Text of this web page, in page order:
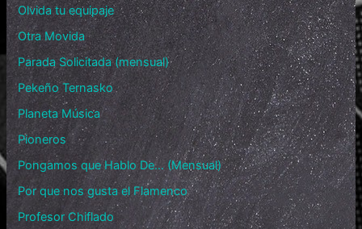
Olvida tu equipaje
Otra Movida
Parada Solicitada (mensual)
Pekeño Ternasko
Planeta Música
Pioneros
Pongamos que Hablo De… (Mensual)
Por que nos gusta el Flamenco
Profesor Chiflado